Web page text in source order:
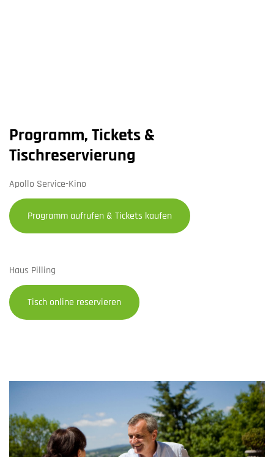
Programm, Tickets &
Tischreservierung
Apollo Service-Kino
Programm aufrufen & Tickets kaufen
Haus Pilling
Tisch online reservieren